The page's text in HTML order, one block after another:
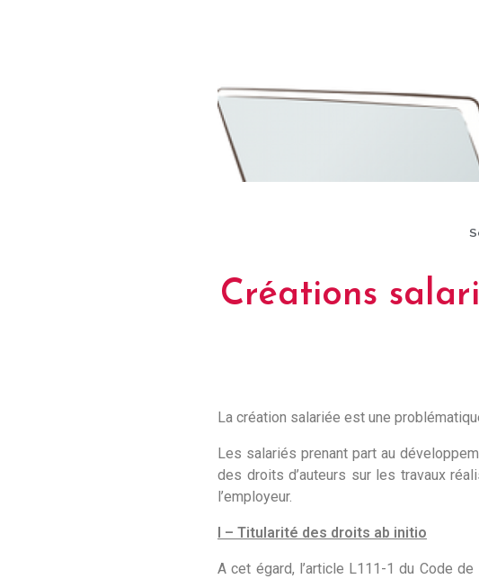
Créations
La création salariée est une
Les salariés prenant part au
des droits d’auteurs sur les travaux
l’employeur.
I – Titularité des droits ab initio
A cet égard, l’article L111-1 du Code